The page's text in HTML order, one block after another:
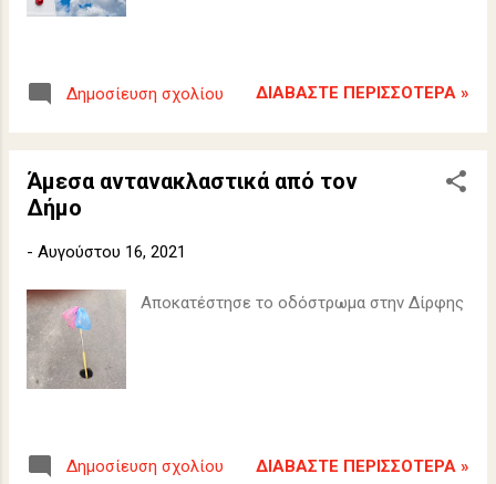
Δημοσίευση σχολίου ΔΙΑΒΆΣΤΕ ΠΕΡΙΣΣΌΤΕΡΑ »
Άμεσα αντανακλαστικά από τον
Δήμο
- Αυγούστου 16, 2021
Αποκατέστησε το οδόστρωμα στην Δίρφης
Δημοσίευση σχολίου ΔΙΑΒΆΣΤΕ ΠΕΡΙΣΣΌΤΕΡΑ »